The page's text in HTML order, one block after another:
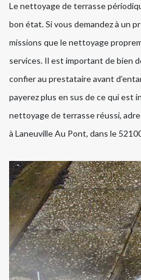
Le nettoyage de terrasse
bon état. Si vous demandez à un
missions que le nettoyage
services. Il est important de bien
confier au prestataire avant
payerez plus en sus de ce qui est
nettoyage de terrasse réussi,
à Laneuville Au Pont, dans le